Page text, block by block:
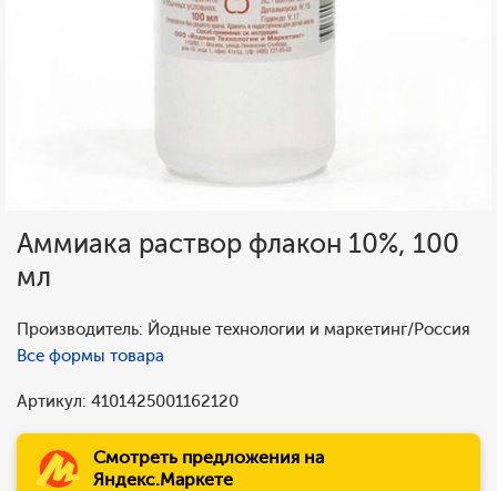
Аммиака раствор флакон 10%, 100
мл
Производитель: Йодные технологии и маркетинг/Россия
Все формы товара
Артикул: 4101425001162120
Смотреть предложения на
Яндекс.Маркете